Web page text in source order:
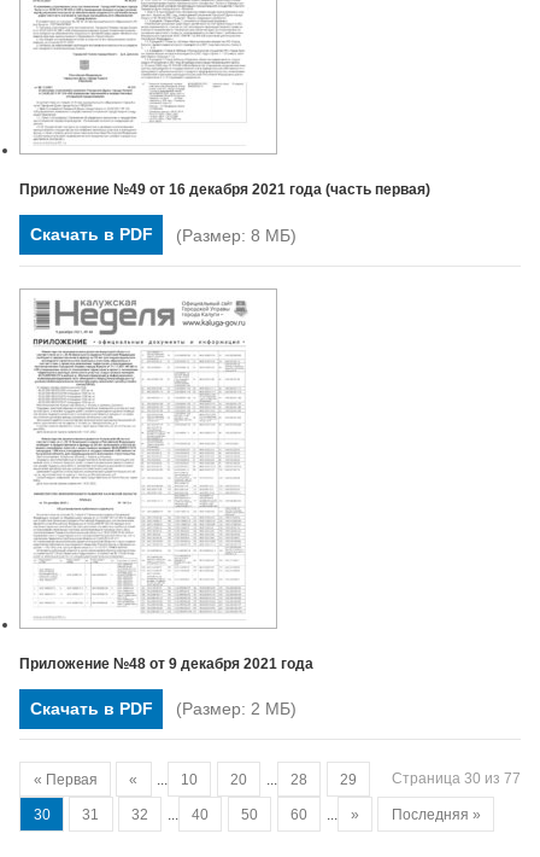
Приложение №49 от 16 декабря 2021 года (часть первая)
Скачать в PDF (Размер: 8 МБ)
Приложение №48 от 9 декабря 2021 года
Скачать в PDF (Размер: 2 МБ)
Страница 30 из 77
« Первая « 10 20 28 29
30 31 32 40 50 60 » Последняя »